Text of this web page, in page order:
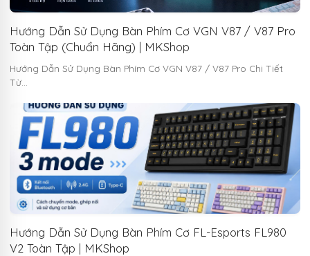
Hướng Dẫn Sử Dụng Bàn Phím Cơ VGN V87 / V87 Pro
Toàn Tập (Chuẩn Hãng) | MKShop
Hướng Dẫn Sử Dụng Bàn Phím Cơ VGN V87 / V87 Pro Chi Tiết
Từ…
Hướng Dẫn Sử Dụng Bàn Phím Cơ FL-Esports FL980
V2 Toàn Tập | MKShop